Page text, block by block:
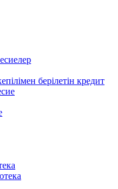
берілетін кредит